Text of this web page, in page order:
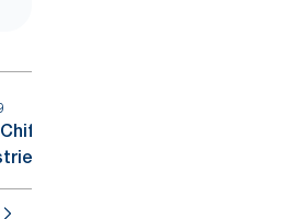
de Nettoyage
Gris W4